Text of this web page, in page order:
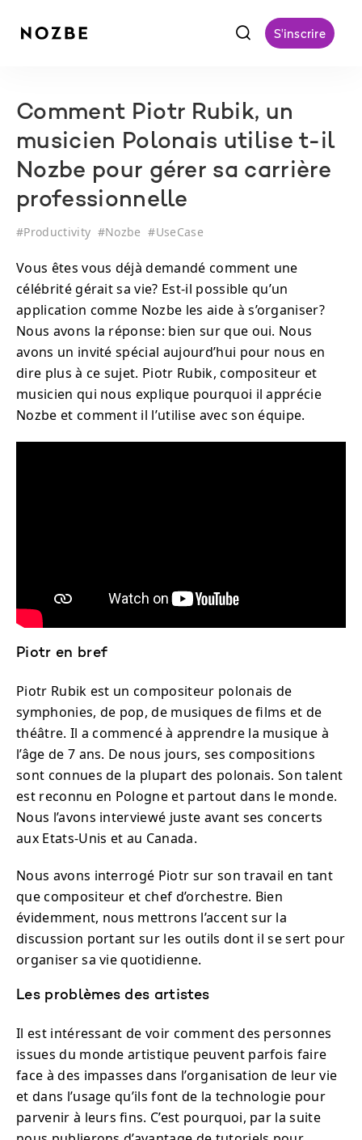
f S'inscrire
Comment Piotr Rubik, un
musicien Polonais utilise t-il
Nozbe pour gérer sa carrière
professionnelle
#Productivity #Nozbe #UseCase
Vous êtes vous déjà demandé comment une
célébrité gérait sa vie? Est-il possible qu’un
application comme Nozbe les aide à s’organiser?
Nous avons la réponse: bien sur que oui. Nous
avons un invité spécial aujourd’hui pour nous en
dire plus à ce sujet. Piotr Rubik, compositeur et
musicien qui nous explique pourquoi il apprécie
Nozbe et comment il l’utilise avec son équipe.
Piotr en bref
Piotr Rubik est un compositeur polonais de
symphonies, de pop, de musiques de films et de
théâtre. Il a commencé à apprendre la musique à
l’âge de 7 ans. De nous jours, ses compositions
sont connues de la plupart des polonais. Son talent
est reconnu en Pologne et partout dans le monde.
Nous l’avons interviewé juste avant ses concerts
aux Etats-Unis et au Canada.
Nous avons interrogé Piotr sur son travail en tant
que compositeur et chef d’orchestre. Bien
évidemment, nous mettrons l’accent sur la
discussion portant sur les outils dont il se sert pour
organiser sa vie quotidienne.
Les problèmes des artistes
Il est intéressant de voir comment des personnes
issues du monde artistique peuvent parfois faire
face à des impasses dans l’organisation de leur vie
et dans l’usage qu’ils font de la technologie pour
parvenir à leurs fins. C’est pourquoi, par la suite